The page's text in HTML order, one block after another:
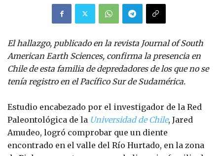
El hallazgo, publicado en la revista Journal of South
American Earth Sciences, confirma la presencia en
Chile de esta familia de depredadores de los que no se
tenía registro en el Pacífico Sur de Sudamérica.
Estudio encabezado por el investigador de la Red
Paleontológica de la Universidad de Chile, Jared
Amudeo, logró comprobar que un diente
encontrado en el valle del Río Hurtado, en la zona